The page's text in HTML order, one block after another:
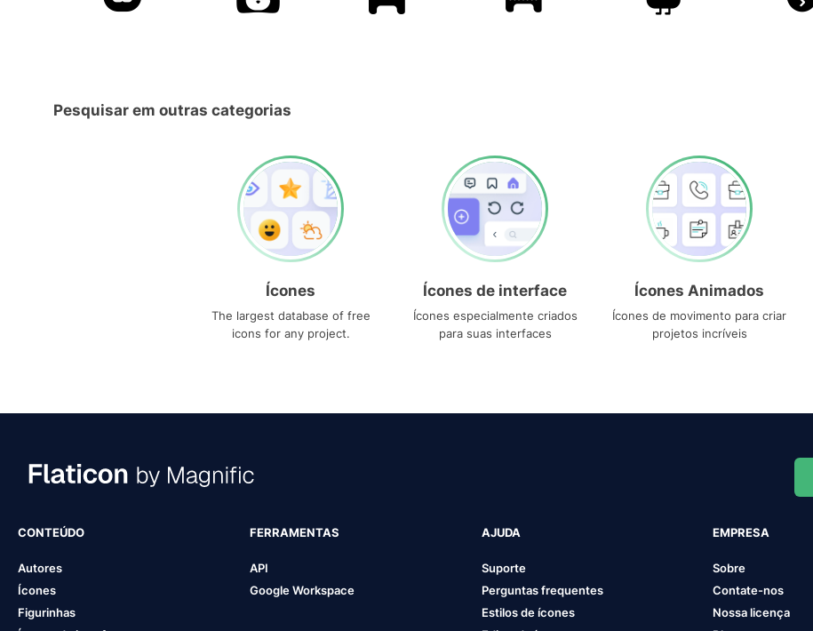
Pesquisar em outras categorias
Ícones
The largest database of free
icons for any project.
Ícones de interface
Ícones especialmente criados
para suas interfaces
Ícones Animados
Ícones de movimento para criar
projetos incríveis
CONTEÚDO
Autores
Ícones
Figurinhas
FERRAMENTAS
API
Google Workspace
AJUDA
Suporte
Perguntas frequentes
Estilos de ícones
EMPRESA
Sobre
Contate-nos
Nossa licença